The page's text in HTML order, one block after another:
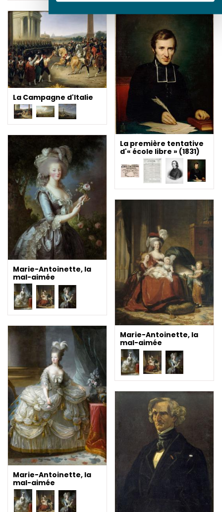
La Campagne d'Italie
La première tentative
d'« école libre » (1831)
Marie-Antoinette, la
mal-aimée
Marie-Antoinette, la
mal-aimée
Marie-Antoinette, la
mal-aimée